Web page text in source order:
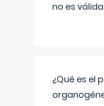
no es
¿Qué es el